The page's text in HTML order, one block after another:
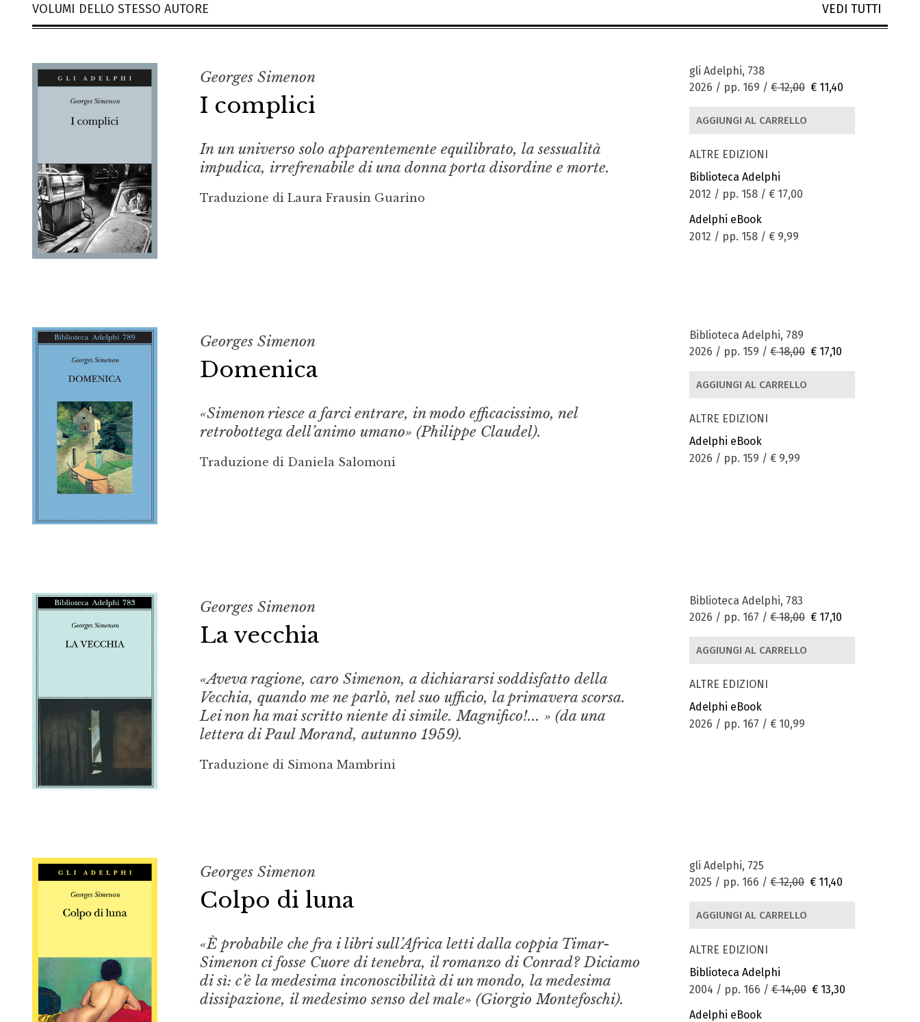
VOLUMI DELLO STESSO AUTORE VEDI TUTTI
Georges Simenon
I complici
In un universo solo apparentemente equilibrato, la sessualità
impudica, irrefrenabile di una donna porta disordine e morte.
Traduzione di Laura Frausin Guarino
gli Adelphi, 738
2026 / pp. 169 / € 12,00 € 11,40
AGGIUNGI AL CARRELLO
ALTRE EDIZIONI
Biblioteca Adelphi
2012 / pp. 158 / € 17,00
Adelphi eBook
2012 / pp. 158 / € 9,99
Georges Simenon
Domenica
«Simenon riesce a farci entrare, in modo efficacissimo, nel
retrobottega dell’animo umano» (Philippe Claudel).
Traduzione di Daniela Salomoni
Biblioteca Adelphi, 789
2026 / pp. 159 / € 18,00 € 17,10
AGGIUNGI AL CARRELLO
ALTRE EDIZIONI
Adelphi eBook
2026 / pp. 159 / € 9,99
Georges Simenon
La vecchia
«Aveva ragione, caro Simenon, a dichiararsi soddisfatto della
Vecchia, quando me ne parlò, nel suo ufficio, la primavera scorsa.
Lei non ha mai scritto niente di simile. Magnifico!... » (da una
lettera di Paul Morand, autunno 1959).
Traduzione di Simona Mambrini
Biblioteca Adelphi, 783
2026 / pp. 167 / € 18,00 € 17,10
AGGIUNGI AL CARRELLO
ALTRE EDIZIONI
Adelphi eBook
2026 / pp. 167 / € 10,99
Georges Simenon
Colpo di luna
«È probabile che fra i libri sull’Africa letti dalla coppia Timar-
Simenon ci fosse Cuore di tenebra, il romanzo di Conrad? Diciamo
di sì: c’è la medesima inconoscibilità di un mondo, la medesima
dissipazione, il medesimo senso del male» (Giorgio Montefoschi).
gli Adelphi, 725
2025 / pp. 166 / € 12,00 € 11,40
AGGIUNGI AL CARRELLO
ALTRE EDIZIONI
Biblioteca Adelphi
2004 / pp. 166 / € 14,00 € 13,30
Adelphi eBook